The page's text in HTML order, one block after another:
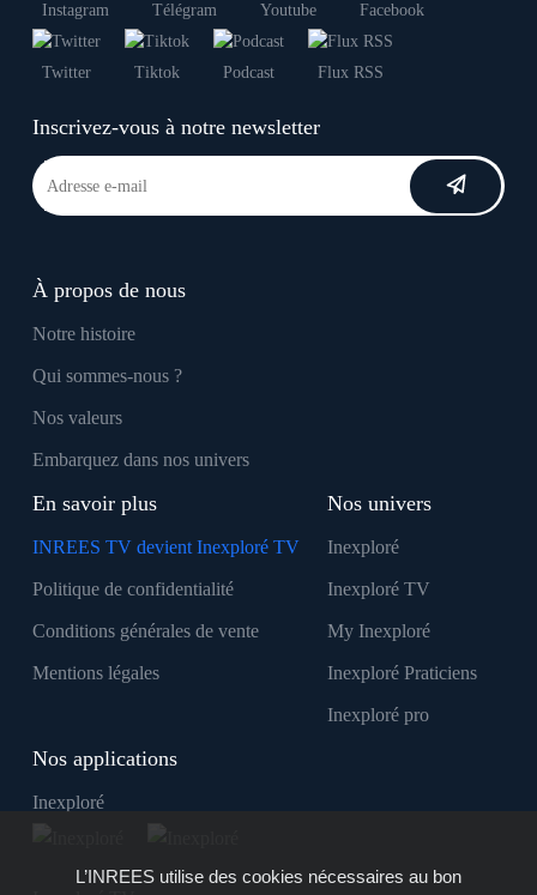
Instagram Télégram Youtube Facebook
Twitter Tiktok Podcast Flux RSS
Inscrivez-vous à notre newsletter
À propos de nous
Notre histoire
Qui sommes-nous ?
Nos valeurs
Embarquez dans nos univers
En savoir plus
INREES TV devient Inexploré TV
Politique de confidentialité
Conditions générales de vente
Mentions légales
Nos univers
Inexploré
Inexploré TV
My Inexploré
Inexploré Praticiens
Inexploré pro
Nos applications
Inexploré
L’INREES utilise des cookies nécessaires au bon